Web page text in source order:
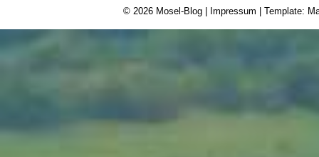
© 2026 Mosel-Blog Impressum | Template: